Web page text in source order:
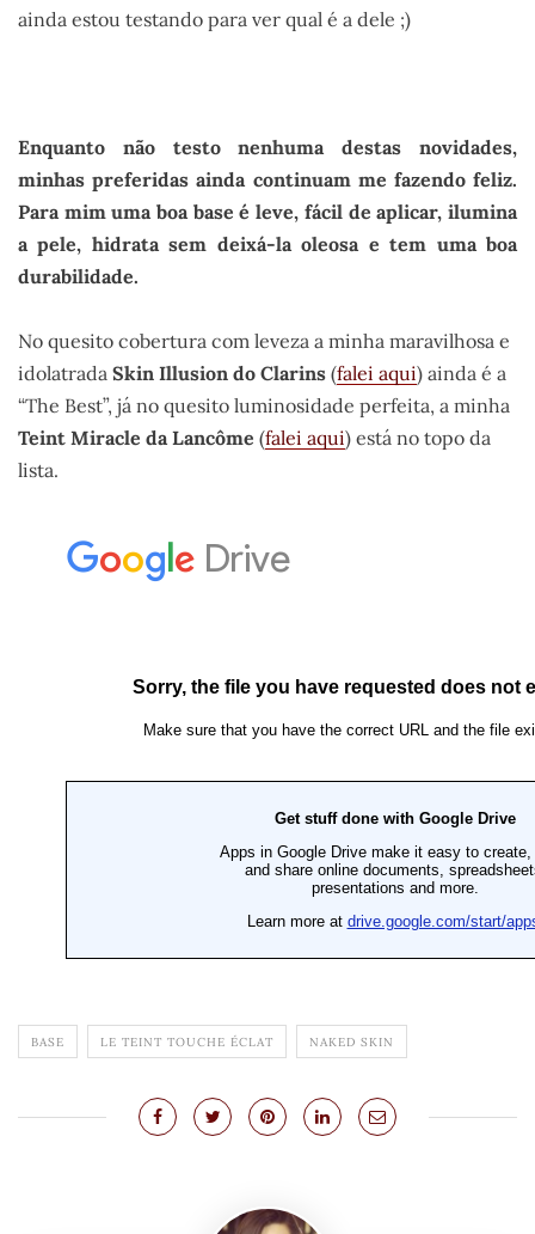
ainda estou testando para ver qual é a dele ;)
Enquanto não testo nenhuma destas novidades,
minhas preferidas ainda continuam me fazendo feliz.
Para mim uma boa base é leve, fácil de aplicar, ilumina
a pele, hidrata sem deixá-la oleosa e tem uma boa
durabilidade.
No quesito cobertura com leveza a minha maravilhosa e
idolatrada Skin Illusion do Clarins (falei aqui) ainda é a
“The Best”, já no quesito luminosidade perfeita, a minha
Teint Miracle da Lancôme (falei aqui) está no topo da
lista.
BASE LE TEINT TOUCHE ÉCLAT NAKED SKIN